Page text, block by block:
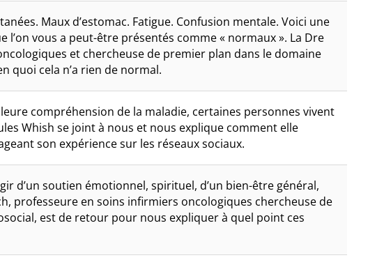
Maux d’estomac. Fatigue. Confusion mentale. Voici une
vous a peut-être présentés comme « normaux ». La Dre
et chercheuse de premier plan dans le domaine
quoi cela n’a rien de normal.
compréhension de la maladie, certaines personnes vivent
Whish se joint à nous et nous explique comment elle
son expérience sur les réseaux sociaux.
d’un soutien émotionnel, spirituel, d’un bien-être général,
professeure en soins infirmiers oncologiques chercheuse de
est de retour pour nous expliquer à quel point ces